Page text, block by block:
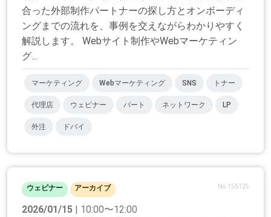
合った外部制作パートナーの探し方とオンボーディ
ングまでの流れを、事例を交えながらわかりやすく
解説します。 Webサイト制作やWebマーケティン
グ...
マーケティング Webマーケティング SNS トナー
代理店 ウェビナー パート ネットワーク LP
外注 ドバイ
ウェビナー アーカイブ No.155125
2026/01/15 | 10:00〜12:00